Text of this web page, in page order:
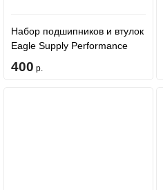
Набор подшипников и втулок
Eagle Supply Performance
Bearings + 8mm spacers
400 р.